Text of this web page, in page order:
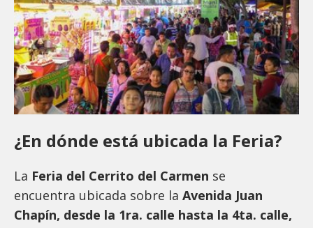
¿En dónde está ubicada la Feria?
La Feria del Cerrito del Carmen se
encuentra ubicada sobre la Avenida Juan
Chapín, desde la 1ra. calle hasta la 4ta. calle,